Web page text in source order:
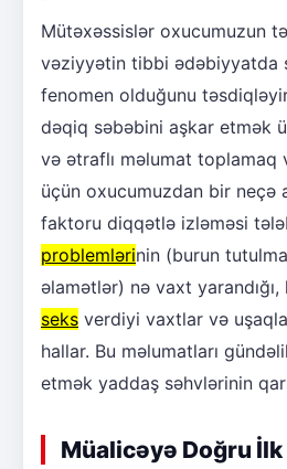
Mütəxəssislər oxucumuzun
vəziyyətin tibbi ədəbiyyatda
fenomen olduğunu
dəqiq səbəbini aşkar etmək
və ətraflı məlumat toplamaq
üçün oxucumuzdan bir neçə
faktoru diqqətlə izləməsi
problemlərinin (burun
əlamətlər) nə vaxt yarandığı,
seks verdiyi vaxtlar və
hallar. Bu məlumatları
etmək yaddaş səhvlərinin
Müalicəyə Doğru İlk